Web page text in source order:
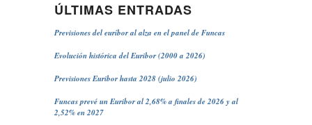
ÚLTIMAS ENTRADAS
Previsiones del euríbor al alza en el panel de Funcas
Evolución histórica del Euribor (2000 a 2026)
Previsiones Euribor hasta 2028 (julio 2026)
Funcas prevé un Euribor al 2,68% a finales de 2026 y al
2,52% en 2027